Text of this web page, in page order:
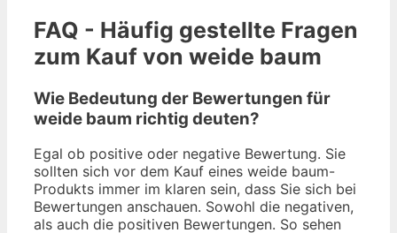
FAQ - Häufig gestellte Fragen
zum Kauf von weide baum
Wie Bedeutung der Bewertungen für
weide baum richtig deuten?
Egal ob positive oder negative Bewertung. Sie
sollten sich vor dem Kauf eines weide baum-
Produkts immer im klaren sein, dass Sie sich bei
Bewertungen anschauen. Sowohl die negativen,
als auch die positiven Bewertungen. So sehen